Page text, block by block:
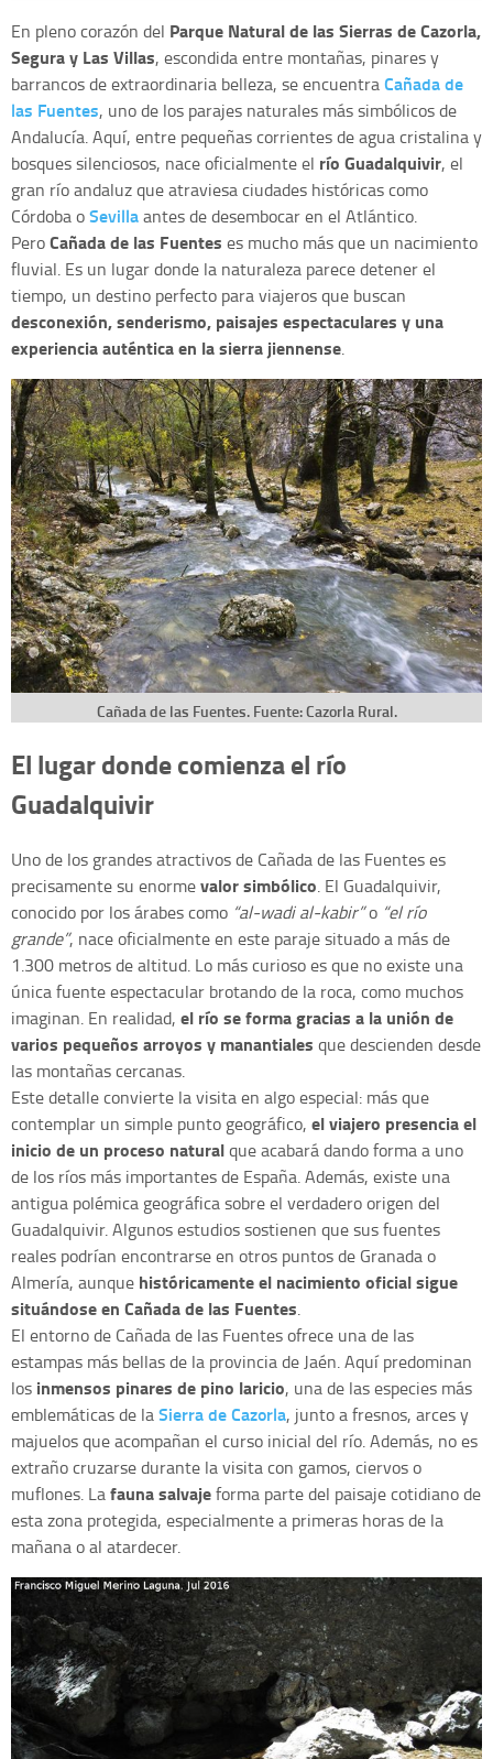
En pleno corazón del Parque Natural de las Sierras de Cazorla,
Segura y Las Villas, escondida entre montañas, pinares y
barrancos de extraordinaria belleza, se encuentraCañada de
las Fuentes, uno de los parajes naturales más simbólicos de
Andalucía. Aquí, entre pequeñas corrientes de agua cristalina y
bosques silenciosos, nace oficialmente el río Guadalquivir, el
gran río andaluz que atraviesa ciudades históricas como
Córdoba oSevillaantes de desembocar en el Atlántico.
PeroCañada de las Fuentes es mucho más que un nacimiento
fluvial. Es un lugar donde la naturaleza parece detener el
tiempo, un destino perfecto para viajeros que buscan
desconexión, senderismo, paisajes espectaculares y una
experiencia auténtica en la sierra jiennense.
Cañada de las Fuentes. Fuente: Cazorla Rural.
El lugar donde comienza el río
Guadalquivir
Uno de los grandes atractivos de Cañada de las Fuentes es
precisamente su enormevalor simbólico. El Guadalquivir,
conocido por los árabes como “al-wadi al-kabir”o “el río
grande”, nace oficialmente en este paraje situado a más de
1.300 metros de altitud. Lo más curioso es que no existe una
única fuente espectacular brotando de la roca, como muchos
imaginan. En realidad, el río se forma gracias a la unión de
varios pequeños arroyos y manantiales que descienden desde
las montañas cercanas.
Este detalle convierte la visita en algo especial: más que
contemplar un simple punto geográfico, el viajero presencia el
inicio de un proceso naturalque acabará dando forma a uno
de los ríos más importantes de España. Además, existe una
antigua polémica geográfica sobre el verdadero origen del
Guadalquivir. Algunos estudios sostienen que sus fuentes
reales podrían encontrarse en otros puntos de Granada o
Almería, aunque históricamente el nacimiento oficial sigue
situándose en Cañada de las Fuentes.
El entorno de Cañada de las Fuentes ofrece una de las
estampas más bellas de la provincia de Jaén. Aquí predominan
los inmensos pinares de pino laricio, una de las especies más
emblemáticas de laSierra de Cazorla, junto a fresnos, arces y
majuelos que acompañan el curso inicial del río. Además, no es
extraño cruzarse durante la visita con gamos, ciervos o
muflones. Lafauna salvajeforma parte del paisaje cotidiano de
esta zona protegida, especialmente a primeras horas de la
mañana o al atardecer.